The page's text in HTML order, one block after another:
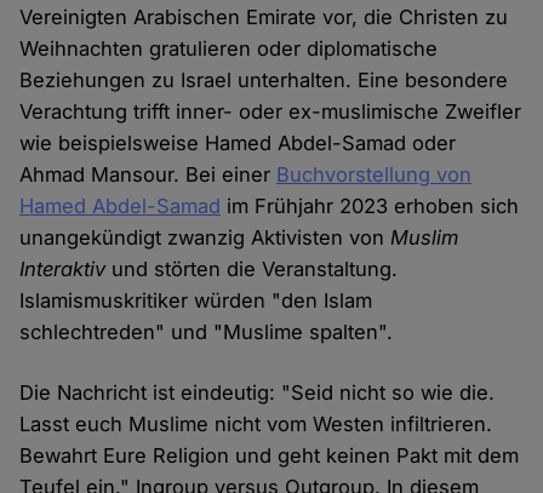
Vereinigten Arabischen Emirate vor, die Christen zu
Weihnachten gratulieren oder diplomatische
Beziehungen zu Israel unterhalten. Eine besondere
Verachtung trifft inner- oder ex-muslimische Zweifler
wie beispielsweise Hamed Abdel-Samad oder
Ahmad Mansour. Bei einer Buchvorstellung von
Hamed Abdel-Samad im Frühjahr 2023 erhoben sich
unangekündigt zwanzig Aktivisten vonMuslim
Interaktivund störten die Veranstaltung.
Islamismuskritiker würden "den Islam
schlechtreden" und "Muslime spalten".
Die Nachricht ist eindeutig: "Seid nicht so wie die.
Lasst euch Muslime nicht vom Westen infiltrieren.
Bewahrt Eure Religion und geht keinen Pakt mit dem
Teufel ein." Ingroup versus Outgroup. In diesem